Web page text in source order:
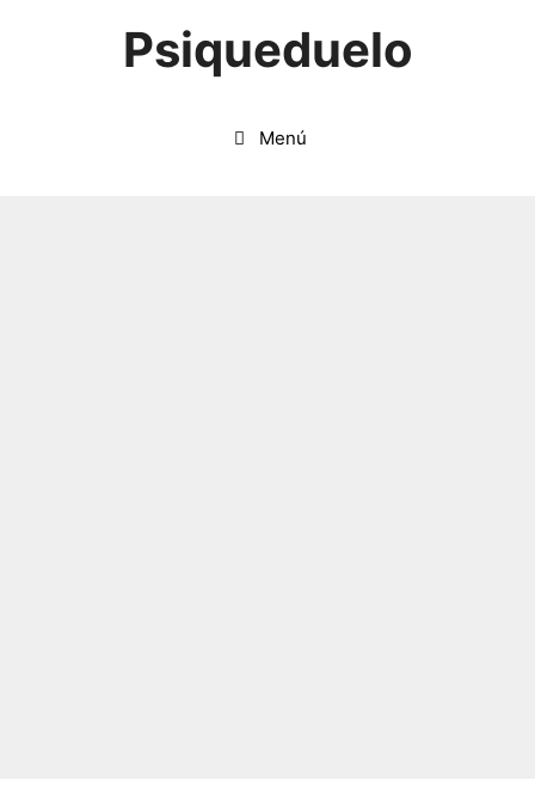
Psiqueduelo
Menú